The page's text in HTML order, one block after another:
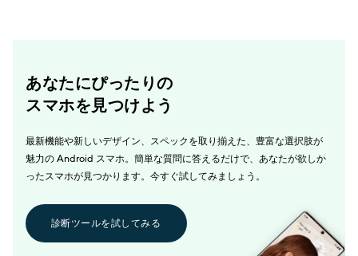
あなたにぴったりの
スマホを見つけよう
最新機能や新しいデザイン、スペックを取り揃えた、豊富な選択肢が
魅力の Android スマホ。簡単な質問に答えるだけで、あなたが欲しか
ったスマホが見つかります。今すぐ試してみましょう。
診断ツールを試してみる